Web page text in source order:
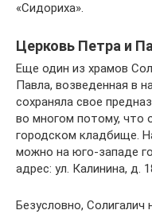
«Сидориха».
Церковь Петра и
Еще один из храмов
Павла, возведенная в
сохраняла свое
во многом потому, что
городском кладбище.
можно на юго-западе
адрес: ул. Калинина, д.
Безусловно,